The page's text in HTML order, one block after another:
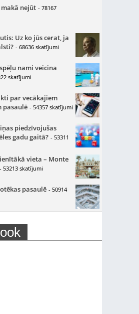
nejūt - 78167
Uz ko jūs cerat, ja
- 68636 skatījumi
nami veicina
skatījumi
par vecākajiem
pasaulē - 54357 skatījumi
piedzīvojušas
gadu gaitā? - 53311
vieta – Monte
- 53213 skatījumi
pasaulē - 50914